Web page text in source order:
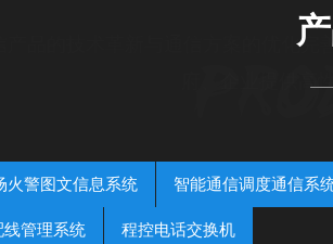
产品的技术革新与通信方案的优化
府、企业提供高
火警图文信息系统 智能通信调度通信系
线管理系统 程控电话交换机